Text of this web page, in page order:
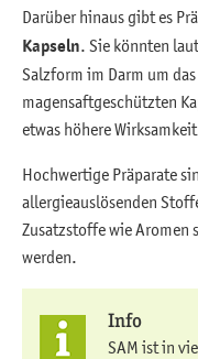
Darüber hinaus gibt es
Kapseln. Sie könnten
Salzform im Darm um
magensaftgeschützten
etwas höhere
Hochwertige Präparate
allergieauslösenden
Zusatzstoffe wie Aromen
werden.
Info
SAM ist in